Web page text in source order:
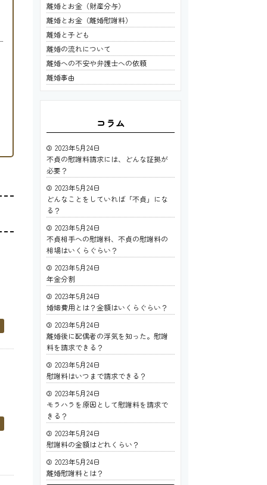
離婚とお金（財産分与）
離婚とお金（離婚慰謝料）
離婚と子ども
離婚の流れについて
離婚への不安や弁護士への依頼
離婚事由
コラム
2023年5月24日
不貞の慰謝料請求には、どんな証拠が
必要？
2023年5月24日
どんなことをしていれば「不貞」にな
る？
2023年5月24日
不貞相手への慰謝料、不貞の慰謝料の
相場はいくらぐらい？
2023年5月24日
年金分割
2023年5月24日
婚姻費用とは？金額はいくらぐらい？
2023年5月24日
離婚後に配偶者の浮気を知った。慰謝
料を請求できる？
2023年5月24日
慰謝料はいつまで請求できる？
2023年5月24日
モラハラを原因として慰謝料を請求で
きる？
2023年5月24日
慰謝料の金額はどれくらい？
2023年5月24日
離婚慰謝料とは？